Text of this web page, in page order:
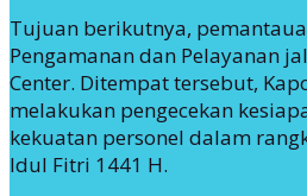
Tujuan berikutnya,
Pengamanan dan Pelayanan
Center. Ditempat tersebut,
melakukan pengecekan
kekuatan personel dalam
Idul Fitri 1441 H.